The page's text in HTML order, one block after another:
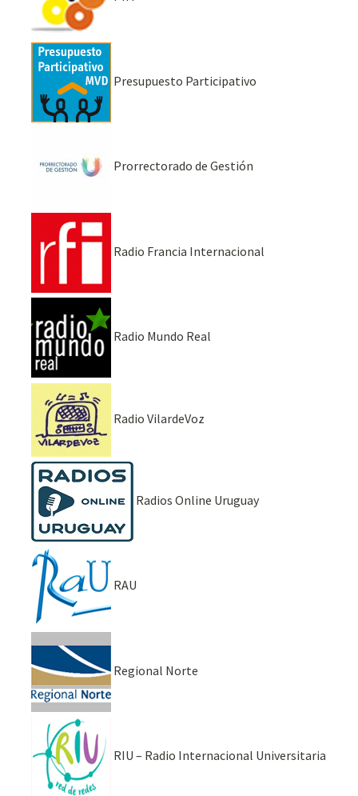
Presupuesto Participativo
Prorrectorado de Gestión
Radio Francia Internacional
Radio Mundo Real
Radio VilardeVoz
Radios Online Uruguay
RAU
Regional Norte
RIU – Radio Internacional Universitaria